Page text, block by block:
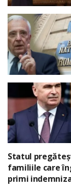
Statul
familiile care
primi